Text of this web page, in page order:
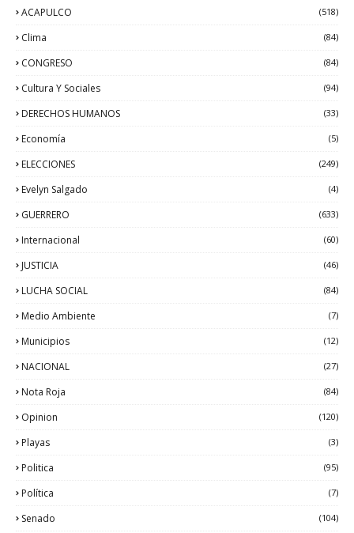
ACAPULCO (518)
Clima (84)
CONGRESO (84)
Cultura Y Sociales (94)
DERECHOS HUMANOS (33)
Economía (5)
ELECCIONES (249)
Evelyn Salgado (4)
GUERRERO (633)
Internacional (60)
JUSTICIA (46)
LUCHA SOCIAL (84)
Medio Ambiente (7)
Municipios (12)
NACIONAL (27)
Nota Roja (84)
Opinion (120)
Playas (3)
Politica (95)
Política (7)
Senado (104)